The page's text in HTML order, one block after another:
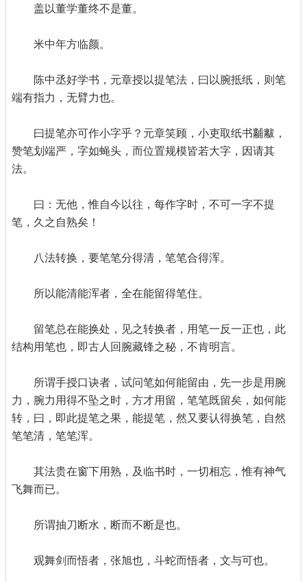
盖以董学董终不是董。
米中年方临颜。
陈中丞好学书，元章授以提笔法，曰以腕抵纸，则笔
端有指力，无臂力也。
曰提笔亦可作小字乎？元章笑顾，小吏取纸书黼黻，
赞笔划端严，字如蝇头，而位置规模皆若大字，因请其
法。
曰：无他，惟自今以往，每作字时，不可一字不提
笔，久之自熟矣！
八法转换，要笔笔分得清，笔笔合得浑。
所以能清能浑者，全在能留得笔住。
留笔总在能换处，见之转换者，用笔一反一正也，此
结构用笔也，即古人回腕藏锋之秘，不肯明言。
所谓手授口诀者，试问笔如何能留由，先一步是用腕
力，腕力用得不坠之时，方才用留，笔笔既留矣，如何能
转，曰，即此提笔之果，能提笔，然又要认得换笔，自然
笔笔清，笔笔浑。
其法贵在窗下用熟，及临书时，一切相忘，惟有神气
飞舞而已。
所谓抽刀断水，断而不断是也。
观舞剑而悟者，张旭也，斗蛇而悟者，文与可也。